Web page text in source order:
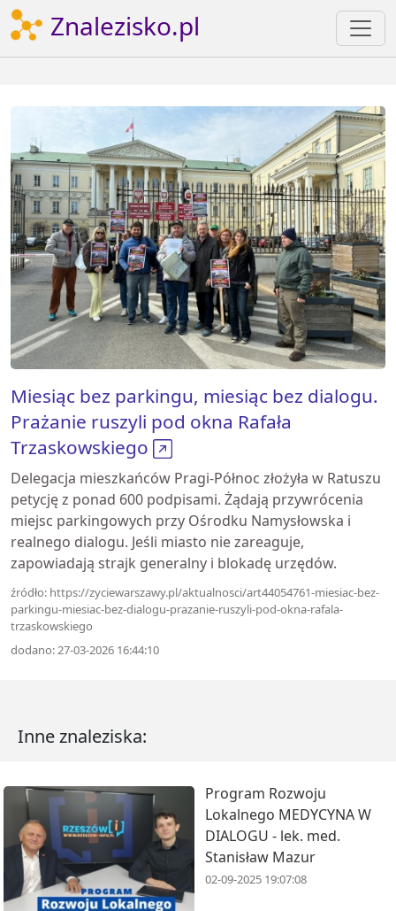
Znalezisko.pl
Miesiąc bez parkingu, miesiąc bez dialogu.
Prażanie ruszyli pod okna Rafała
Trzaskowskiego
Delegacja mieszkańców Pragi-Północ złożyła w Ratuszu
petycję z ponad 600 podpisami. Żądają przywrócenia
miejsc parkingowych przy Ośrodku Namysłowska i
realnego dialogu. Jeśli miasto nie zareaguje,
zapowiadają strajk generalny i blokadę urzędów.
źródło: https://zyciewarszawy.pl/aktualnosci/art44054761-miesiac-bez-
parkingu-miesiac-bez-dialogu-prazanie-ruszyli-pod-okna-rafala-
trzaskowskiego
dodano: 27-03-2026 16:44:10
Inne znaleziska:
Program Rozwoju
Lokalnego MEDYCYNA W
DIALOGU - lek. med.
Stanisław Mazur
02-09-2025 19:07:08